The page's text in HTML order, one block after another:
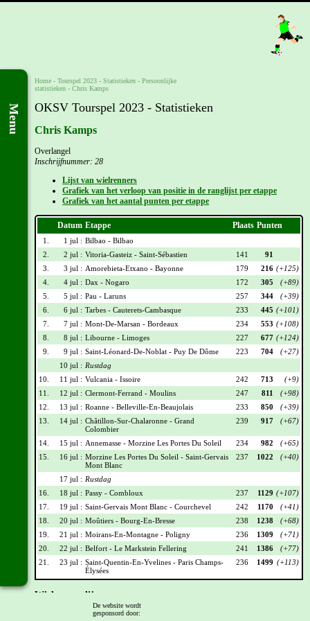
Menu
Home - Tourspel 2023 - Statistieken - Persoonlijke
statistieken - Chris Kamps
OKSV Tourspel 2023 - Statistieken
Chris Kamps
Overlangel
Inschrijfnummer: 28
Lijst van wielrenners
Grafiek van het verloop van positie in de ranglijst per etappe
Grafiek van het aantal punten per etappe
Datum Etappe Plaats Punten
1. 1 jul : Bilbao - Bilbao
2.
2 jul : Vitoria-Gasteiz - Saint-Sébastien 141
91
3.
3 jul : Amorebieta-Etxano - Bayonne 179 216 (+125)
4.
4 jul : Dax - Nogaro 172 305
(+89)
5.
5 jul : Pau - Laruns 257 344
(+39)
6.
6 jul : Tarbes - Cauterets-Cambasque 233 445 (+101)
7.
7 jul : Mont-De-Marsan - Bordeaux 234 553 (+108)
8.
8 jul : Libourne - Limoges 227 677 (+124)
9.
9 jul : Saint-Léonard-De-Noblat - Puy De Dôme 223 704
(+27)
10 jul : Rustdag
10.
11 jul : Vulcania - Issoire 242 713
(+9)
11.
12 jul : Clermont-Ferrand - Moulins 247 811
(+98)
12.
13 jul : Roanne - Belleville-En-Beaujolais 233 850
(+39)
13.
14 jul : Châtillon-Sur-Chalaronne - Grand
Colombier
239 917 (+67)
14. 15 jul : Annemasse - Morzine Les Portes Du Soleil 234 982
(+65)
15.
16 jul : Morzine Les Portes Du Soleil - Saint-Gervais
Mont Blanc
237 1022 (+40)
17 jul : Rustdag
16.
18 jul : Passy - Combloux 237 1129 (+107)
17.
19 jul : Saint-Gervais Mont Blanc - Courchevel 242 1170
(+41)
18.
20 jul : Moûtiers - Bourg-En-Bresse 238 1238
(+68)
19.
21 jul : Moirans-En-Montagne - Poligny 236 1309
(+71)
20.
22 jul : Belfort - Le Markstein Fellering 241 1386
(+77)
21.
23 jul : Saint-Quentin-En-Yvelines - Paris Champs-
Élysées
236 1499 (+113)
Wielrennerslijst
De website wordt
gesponsord door: